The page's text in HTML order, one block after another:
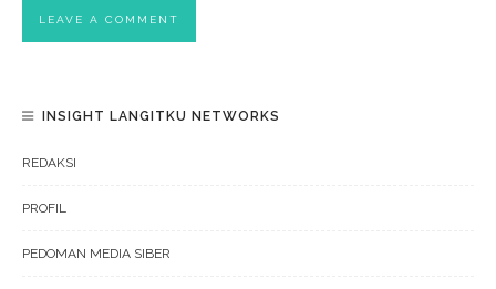
INSIGHT LANGITKU NETWORKS
REDAKSI
PROFIL
PEDOMAN MEDIA SIBER